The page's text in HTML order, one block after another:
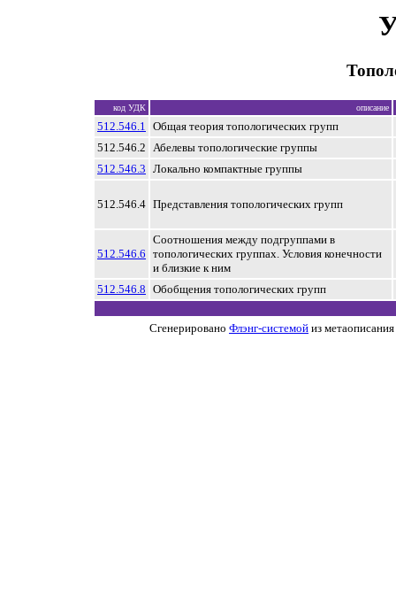
код УДК описание
512.546.1 Общая теория топологических групп
512.546.2 Абелевы топологические группы
512.546.3 Локально компактные группы
512.546.4 Представления топологических групп
512.546.6
Соотношения между подгруппами в
топологических группах. Условия конечности
и близкие к ним
512.546.8 Обобщения топологических групп
Сгенерировано Флэнг-системой из